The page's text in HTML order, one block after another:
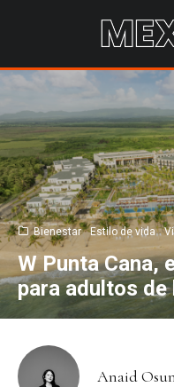
Bienestar Estilo de vida
W Punta Cana,
para adultos de
Anaid